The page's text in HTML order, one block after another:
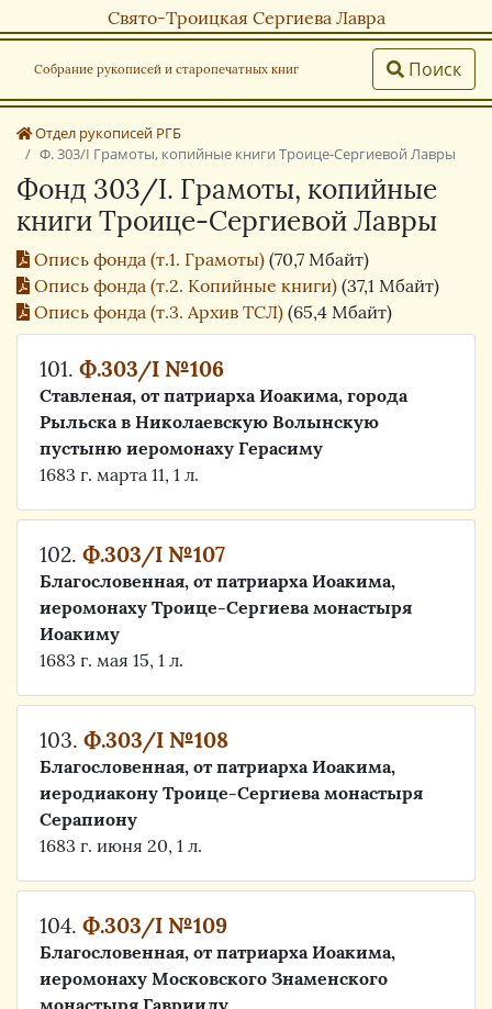
Свято-Троицкая Сергиева Лавра
Собрание рукописей и старопечатных книг Поиск
Отдел рукописей РГБ
Ф. 303/I Грамоты, копийные книги Троице-Сергиевой Лавры
Фонд 303/I. Грамоты, копийные
книги Троице-Сергиевой Лавры
Опись фонда (т.1. Грамоты) (70,7 Мбайт)
Опись фонда (т.2. Копийные книги) (37,1 Мбайт)
Опись фонда (т.3. Архив ТСЛ) (65,4 Мбайт)
101. Ф.303/I №106
Ставленая, от патриарха Иоакима, города
Рыльска в Николаевскую Волынскую
пустыню иеромонаху Герасиму
1683 г. марта 11, 1 л.
102. Ф.303/I №107
Благословенная, от патриарха Иоакима,
иеромонаху Троице-Сергиева монастыря
Иоакиму
1683 г. мая 15, 1 л.
103. Ф.303/I №108
Благословенная, от патриарха Иоакима,
иеродиакону Троице-Сергиева монастыря
Серапиону
1683 г. июня 20, 1 л.
104. Ф.303/I №109
Благословенная, от патриарха Иоакима,
иеромонаху Московского Знаменского
монастыря Гавриилу